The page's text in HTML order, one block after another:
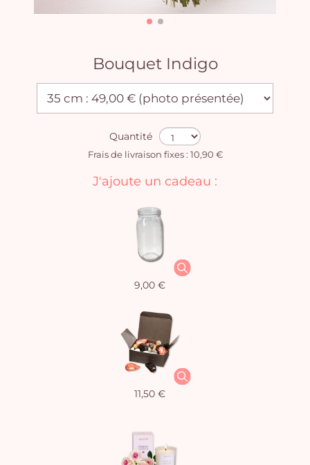
Bouquet Indigo
Quantité
Frais de livraison fixes : 10,90 €
J'ajoute un cadeau :
9,00 €
11,50 €